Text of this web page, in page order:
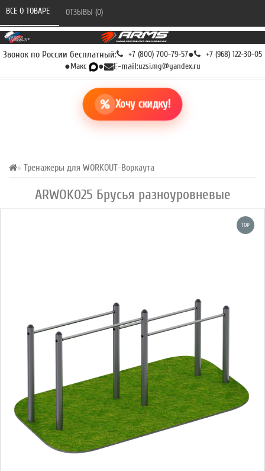
Звонок по России бесплатный: +7 (800) 700-79-57● +7 (968) 122-30-05
●Макс ● E-mail:uzsi.mg@yandex.ru
Хочу скидку!
Тренажеры для WORKOUT-Воркаута
ARWOK025 Брусья разноуровневые
ВСЕ О ТОВАРЕ ОТЗЫВЫ (0)
TOP